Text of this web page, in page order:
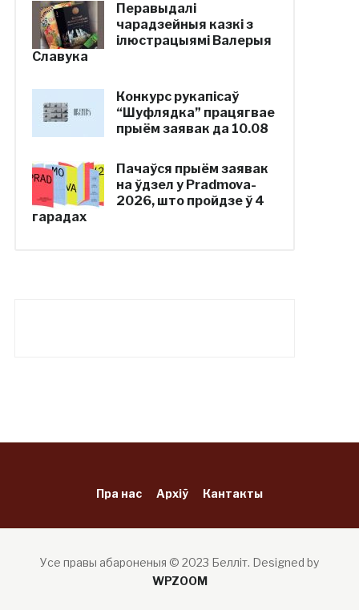
Перавыдалі
чарадзейныя казкі з
ілюстрацыямі Валерыя
Славука
Конкурс рукапісаў
“Шуфлядка” працягвае
прыём заявак да 10.08
Пачаўся прыём заявак
на ўдзел у Pradmova-
2026, што пройдзе ў 4
гарадах
Пра нас Архіў Кантакты
Усе правы абароненыя © 2023 Белліт. Designed by
WPZOOM